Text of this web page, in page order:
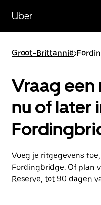
naar
hoofdinhoud
Uber
Groot-Brittannië>
Vraag een
nu of later
Voeg je ritgegevens
Fordingbridge. Of plan
Reserve, tot 90 dagen